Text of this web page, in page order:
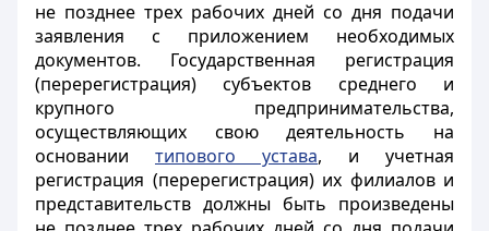
не позднее трех рабочих дней со дня подачи
заявления с приложением необходимых
документов. Государственная регистрация
(перерегистрация) субъектов среднего и
крупного предпринимательства,
осуществляющих свою деятельность на
основании типового устава, и учетная
регистрация (перерегистрация) их филиалов и
представительств должны быть произведены